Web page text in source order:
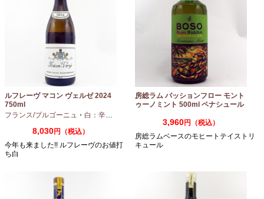
ルフレーヴ マコン ヴェルゼ 2024
750ml
フランス/ブルゴーニュ ・ 白：辛口
8,030円（税込）
今年も来ました!! ルフレーヴのお値打
ち白
房総ラム パッションフロー モント
ゥーノミント 500ml ペナシュール
3,960円（税込）
房総ラムベースのモヒートテイストリ
キュール